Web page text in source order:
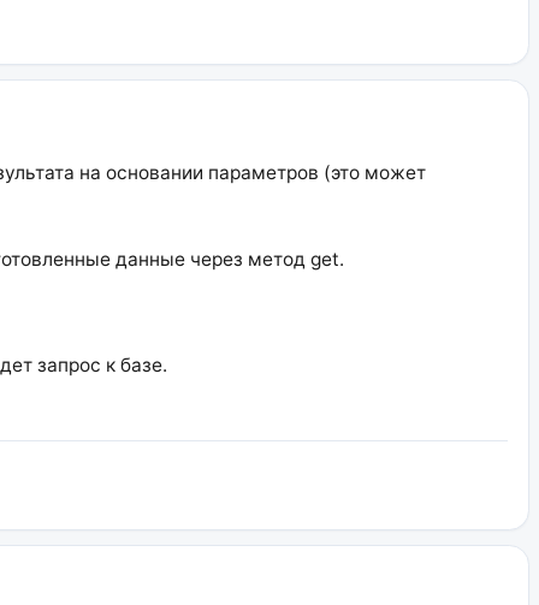
на основании параметров (это может
данные через метод get.
запрос к базе.